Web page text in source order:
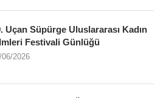
Uçan Süpürge Uluslararası Kadın
Festivali Günlüğü
06/2026